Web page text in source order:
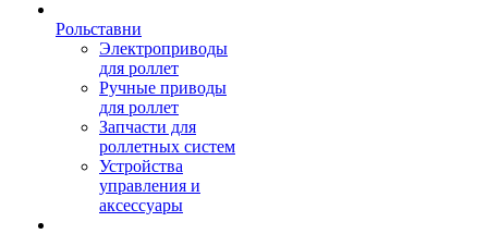
Рольставни
Электроприводы
для роллет
Ручные приводы
для роллет
Запчасти для
роллетных систем
Устройства
управления и
аксессуары